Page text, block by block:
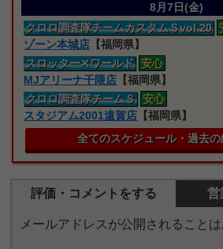
8月7日(金)
クロロ調査隊チームカスタムＳvol.20
ゾーン本城店 【福岡県】
スロッター✕ワールド 安心
MJアリーナ干隈店 【福岡県】
クロロ調査隊チームＳ 安心
スタジアム2001遠賀店 【福岡県】
全てのスケジュール・過去
評価・コメントをする 営
メールアドレスが公開されることは